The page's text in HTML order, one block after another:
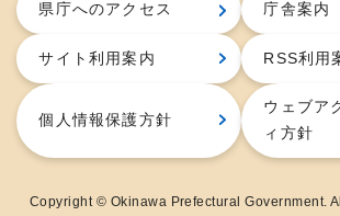
県庁へのアクセス 庁舎案内
サイト利用案内 RSS利用
個人情報保護方針
ウェブア
ィ方針
Copyright © Okinawa Prefectural Government.